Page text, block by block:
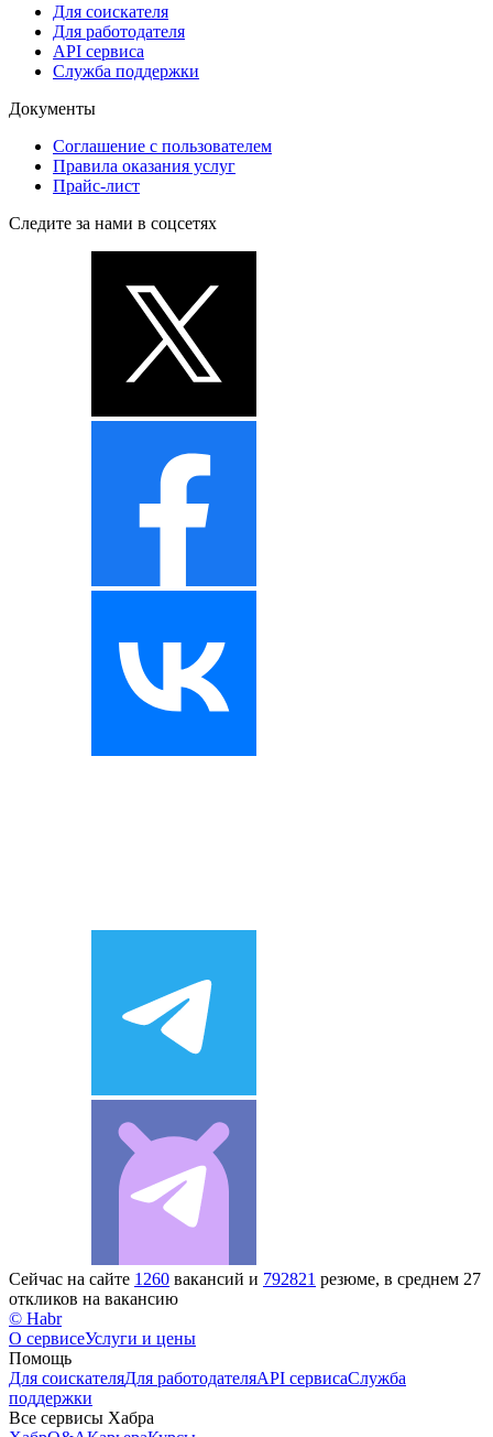
Для соискателя
Для работодателя
API сервиса
Служба поддержки
Документы
Соглашение с пользователем
Правила оказания услуг
Прайс-лист
Следите за нами в соцсетях
Сейчас на сайте 1260 вакансий и 792821 резюме, в среднем 27
откликов на вакансию
© Habr
О сервисеУслуги и цены
Помощь
Для соискателяДля работодателяAPI сервисаСлужба
поддержки
Все сервисы Хабра